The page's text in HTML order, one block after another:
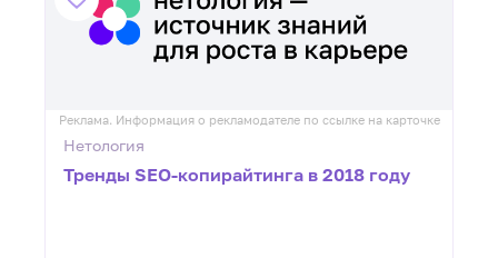
Реклама. Информация о рекламодателе по ссылке на карточке
Нетология
Тренды SEO-копирайтинга в 2018 году